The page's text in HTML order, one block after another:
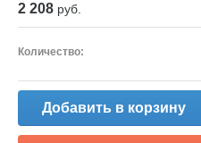
2 208 руб.
Количество:
Добавить в корзину